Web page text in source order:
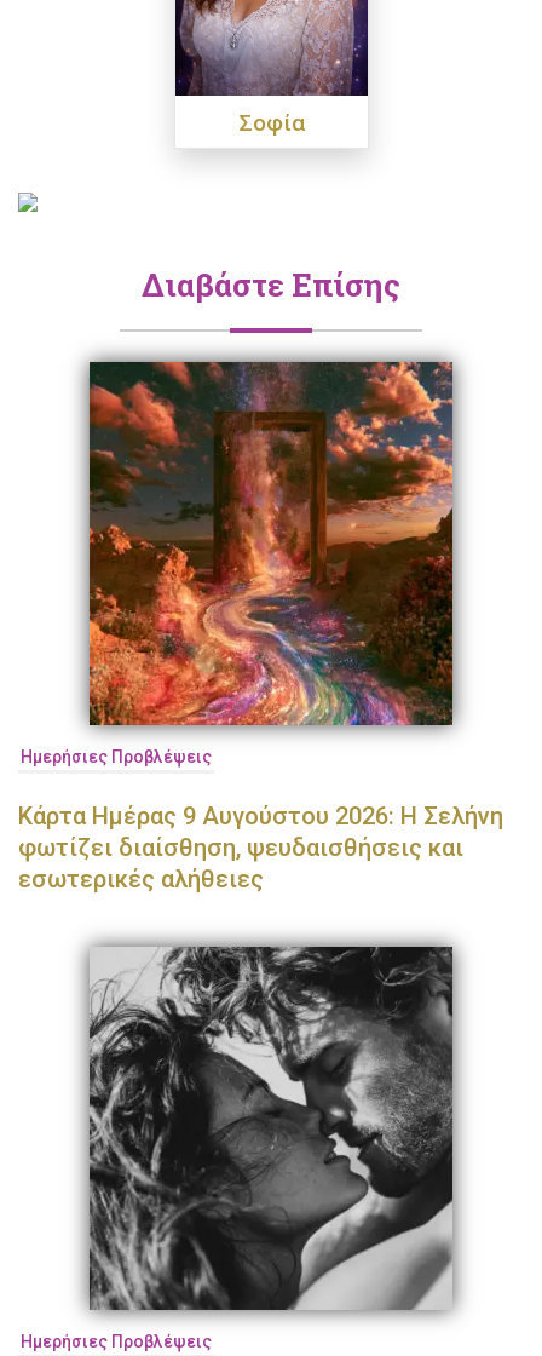
Σοφία
Διαβάστε Επίσης
Ημερήσιες Προβλέψεις
Κάρτα Ημέρας 9 Αυγούστου 2026: Η Σελήνη
φωτίζει διαίσθηση, ψευδαισθήσεις και
εσωτερικές αλήθειες
Ημερήσιες Προβλέψεις